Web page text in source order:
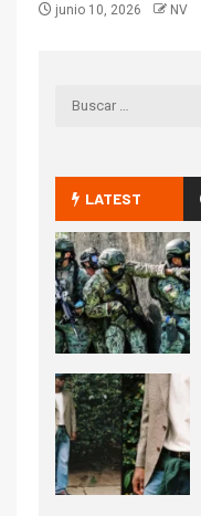
junio 10, 2026 NV
LATEST